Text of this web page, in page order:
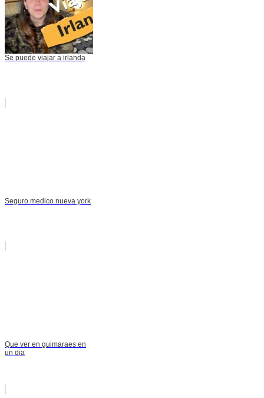
Se puede viajar a irlanda
Seguro medico nueva york
Que ver en guimaraes en
un dia